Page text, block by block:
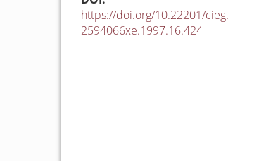
https://doi.org/10.22201/cieg.
2594066xe.1997.16.424